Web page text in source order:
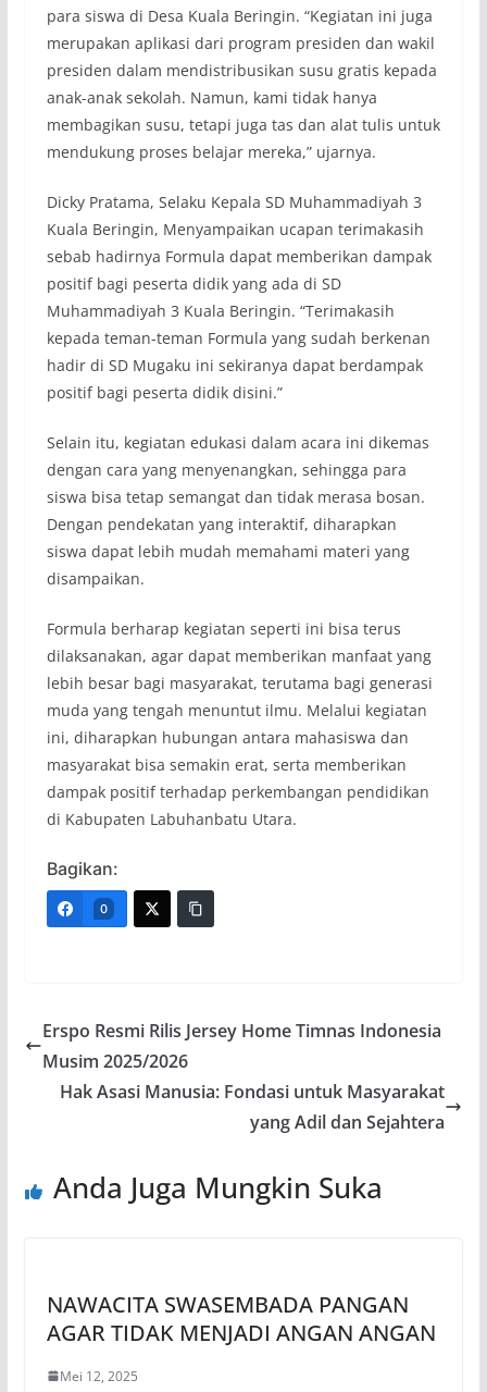
para siswa di Desa Kuala Beringin. “Kegiatan ini juga
merupakan aplikasi dari program presiden dan wakil
presiden dalam mendistribusikan susu gratis kepada
anak-anak sekolah. Namun, kami tidak hanya
membagikan susu, tetapi juga tas dan alat tulis untuk
mendukung proses belajar mereka,” ujarnya.
Dicky Pratama, Selaku Kepala SD Muhammadiyah 3
Kuala Beringin, Menyampaikan ucapan terimakasih
sebab hadirnya Formula dapat memberikan dampak
positif bagi peserta didik yang ada di SD
Muhammadiyah 3 Kuala Beringin. “Terimakasih
kepada teman-teman Formula yang sudah berkenan
hadir di SD Mugaku ini sekiranya dapat berdampak
positif bagi peserta didik disini.”
Selain itu, kegiatan edukasi dalam acara ini dikemas
dengan cara yang menyenangkan, sehingga para
siswa bisa tetap semangat dan tidak merasa bosan.
Dengan pendekatan yang interaktif, diharapkan
siswa dapat lebih mudah memahami materi yang
disampaikan.
Formula berharap kegiatan seperti ini bisa terus
dilaksanakan, agar dapat memberikan manfaat yang
lebih besar bagi masyarakat, terutama bagi generasi
muda yang tengah menuntut ilmu. Melalui kegiatan
ini, diharapkan hubungan antara mahasiswa dan
masyarakat bisa semakin erat, serta memberikan
dampak positif terhadap perkembangan pendidikan
di Kabupaten Labuhanbatu Utara.
Bagikan:
0
Erspo Resmi Rilis Jersey Home Timnas Indonesia
Musim 2025/2026
Hak Asasi Manusia: Fondasi untuk Masyarakat
yang Adil dan Sejahtera
Anda Juga Mungkin Suka
NAWACITA SWASEMBADA PANGAN
AGAR TIDAK MENJADI ANGAN ANGAN
Mei 12, 2025